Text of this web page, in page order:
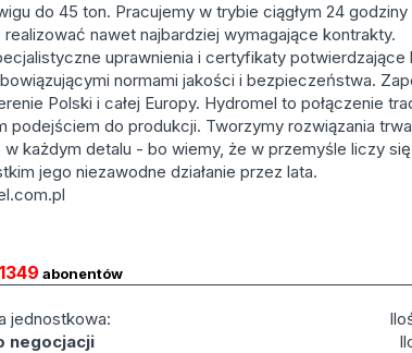
do 45 ton. Pracujemy w trybie ciągłym 24
realizować nawet najbardziej wymagające kontrakty.
uprawnienia i certyfikaty
normami jakości i bezpieczeństwa.
Polski i całej Europy. Hydromel to połączenie
podejściem do produkcji. Tworzymy rozwiązania
każdym detalu - bo wiemy, że w przemyśle liczy
jego niezawodne działanie przez lata.
1349 abonentów
jednostkowa:
negocjacji